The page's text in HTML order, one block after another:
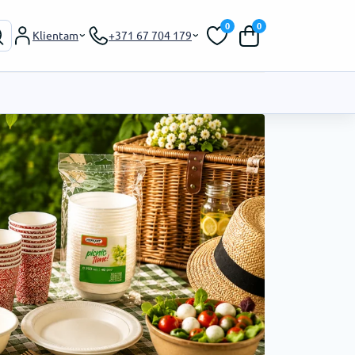
Klientam +371 67 704 179
0 0